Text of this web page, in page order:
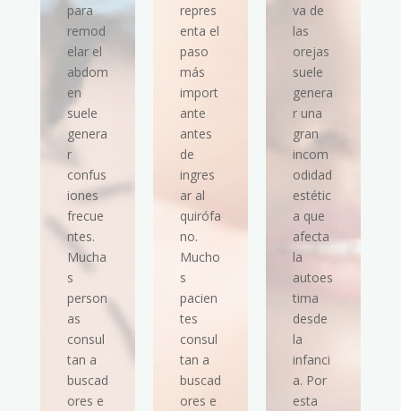
para
remod
elar el
abdom
en
suele
genera
r
confus
iones
frecue
ntes.
Mucha
s
person
as
consul
tan a
buscad
ores e
repres
enta el
paso
más
import
ante
antes
de
ingres
ar al
quirófa
no.
Mucho
s
pacien
tes
consul
tan a
buscad
ores e
va de
las
orejas
suele
genera
r una
gran
incom
odidad
estétic
a que
afecta
la
autoes
tima
desde
la
infanci
a. Por
esta